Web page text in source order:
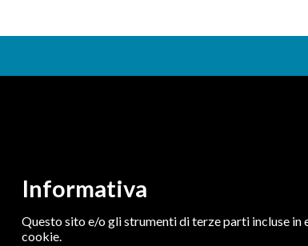
Informativa
Questo sito e/o gli strumenti di terze parti incluse
cookie.